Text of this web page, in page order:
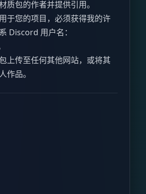
质包的作者并提供引用。
于您的项目，必须获得我的许
Discord 用户名：
上传至任何其他网站，或将其
作品。